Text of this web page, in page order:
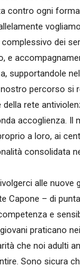
contro ogni
dei
e
supportandole
percorso si
della rete
accoglienza. Il
a loro, ai
consolidata
alle nuove
Capone – di
e
praticano
che noi adulti
Sono sicura